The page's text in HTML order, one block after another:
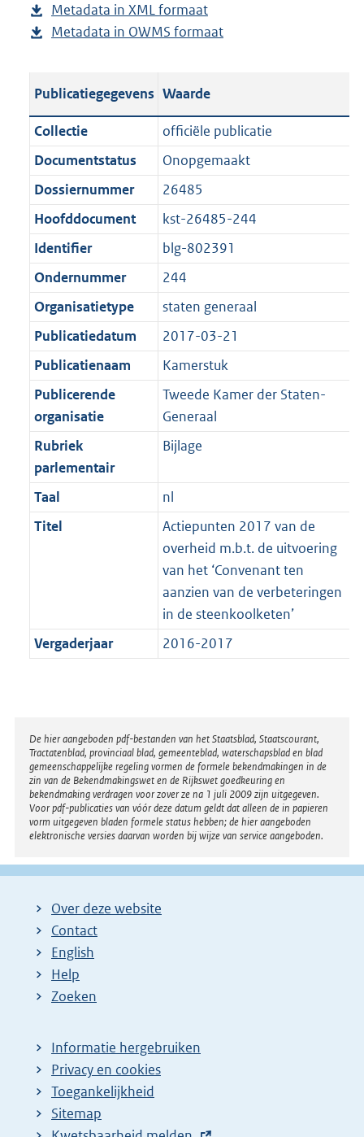
p
u
l
c
t
i
e
n
f
o
r
m
a
a
t
g
r
o
t
:
3
6
0
K
b
Metadata in XML formaat
e
a
n
d
s
r
o
o
t
e
:
1
K
b
Metadata in OWMS formaat
a
n
d
g
r
o
t
t
e
:
1
K
b
Publicatiegegevens Waarde
Collectie
officiële publicatie
Documentstatus
Onopgemaakt
Dossiernummer
26485
Hoofddocument
kst-26485-244
Identifier
blg-802391
Ondernummer
244
Organisatietype
staten generaal
Publicatiedatum
2017-03-21
Publicatienaam
Kamerstuk
Publicerende
organisatie
Tweede Kamer der Staten-
Generaal
Rubriek
parlementair
Bijlage
Taal
nl
Titel
Actiepunten 2017 van de
overheid m.b.t. de uitvoering
van het ‘Convenant ten
aanzien van de verbeteringen
in de steenkoolketen’
Vergaderjaar
2016-2017
Disclaimer
De hier aangeboden pdf-bestanden van het Staatsblad, Staatscourant,
Tractatenblad, provinciaal blad, gemeenteblad, waterschapsblad en blad
gemeenschappelijke regeling vormen de formele bekendmakingen in de
zin van de Bekendmakingswet en de Rijkswet goedkeuring en
bekendmaking verdragen voor zover ze na 1 juli 2009 zijn uitgegeven.
Voor pdf-publicaties van vóór deze datum geldt dat alleen de in papieren
vorm uitgegeven bladen formele status hebben; de hier aangeboden
elektronische versies daarvan worden bij wijze van service aangeboden.
Over deze website
Contact
English
Help
Zoeken
Informatie hergebruiken
Privacy en cookies
Toegankelijkheid
Sitemap